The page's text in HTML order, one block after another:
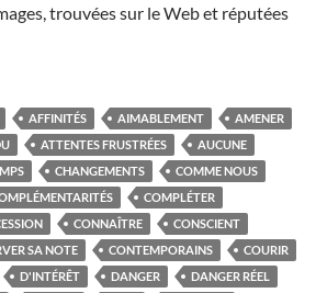
trouvées sur le Web et réputées
AFFINITÉS AIMABLEMENT
AMENER
ATTENTES FRUSTRÉES
AUCUNE
CHANGEMENTS
COMME NOUS
COMPLÉTER
CONNAÎTRE
CONSCIENT
SA NOTE CONTEMPORAINS
COURIR
D'INTÉRÊT DANGER
DANGER RÉEL